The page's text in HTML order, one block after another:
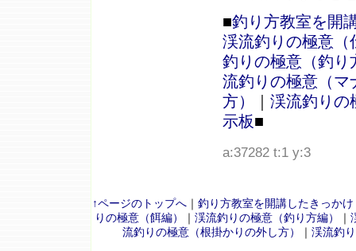
■釣り方教室を開
渓流釣りの極意（
釣りの極意（釣り
流釣りの極意（マ
方）
渓流釣りの
示板■
a:37282 t:1 y:3
↑ページのトップへ｜ 釣り方教室を開講したきっかけ
りの極意（餌編）
｜ 渓流釣りの極意（釣り方編） ｜
流釣りの極意（根掛かりの外し方）
｜ 渓流釣